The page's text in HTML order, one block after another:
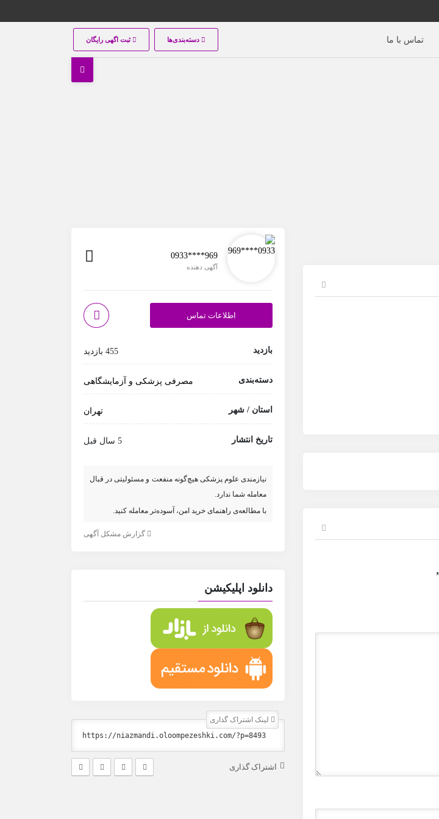
تماس با ما دسته‌بندی‌ها ثبت اگهی رایگان
0933****969
آگهی دهنده
اطلاعات تماس
بازدید 455 بازدید
دسته‌بندی مصرفی پزشکی و آزمایشگاهی
استان / شهر تهران
تاریخ انتشار 5 سال قبل
نیازمندی علوم پزشکی هیچ‌گونه منفعت و مسئولیتی در قبال
معامله شما ندارد.
با مطالعه‌ی راهنمای خرید امن، آسوده‌تر معامله کنید.
گزارش مشکل آگهی
دانلود اپلیکیشن
لینک اشتراک گذاری
اشتراک گذاری